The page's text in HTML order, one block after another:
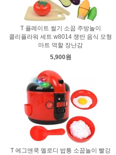
T 플레이트 썰기 소꿉 주방놀이
콜리플라워 세트 w8014 쟁반 음식 모형
마트 역할 장난감
5,900원
T 에그앤쿡 멜로디 밥통 소꿉놀이 빨강